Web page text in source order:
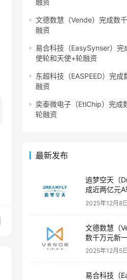
融资
文德数慧（Vende）完成数
融资
易合科技（EasySynser）完
使轮和天使+轮融资
东超科技（EASPEED）完
融资
奕泰微电子（EtlChip）完成
轮融资
最新发布
追梦空天（
成近两亿元
2025年12月8日
文德数慧（
数千万元新
2025年12月5日
易合科技（